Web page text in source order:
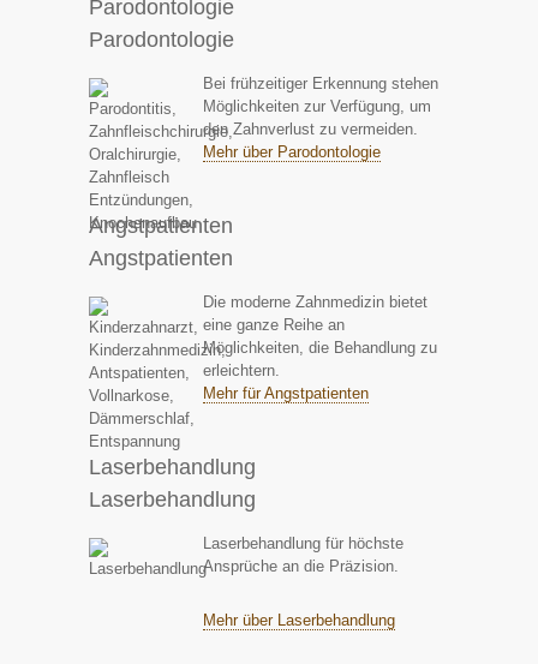
Parodontologie
Parodontologie
Bei frühzeitiger Erkennung stehen
Möglichkeiten zur Verfügung, um
den Zahnverlust zu vermeiden.
Mehr über Parodontologie
Angstpatienten
Angstpatienten
Die moderne Zahnmedizin bietet
eine ganze Reihe an
Möglichkeiten, die Behandlung zu
erleichtern.
Mehr für Angstpatienten
Laserbehandlung
Laserbehandlung
Laserbehandlung für höchste
Ansprüche an die Präzision.
Mehr über Laserbehandlung